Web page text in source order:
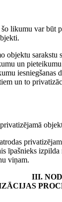
likumu var būt
objektu
un
iesniegšanas
un to
īpašnieks
viņam.
III.